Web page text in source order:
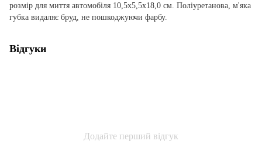
розмір для миття автомобіля 10,5х5,5х18,0 см. Поліуретанова, м'яка
губка видаляє бруд, не пошкоджуючи фарбу.
Відгуки
Додайте перший відгук